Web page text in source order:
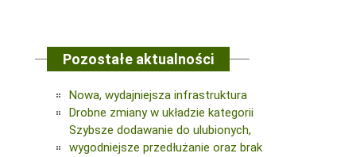
Pozostałe aktualności
Nowa, wydajniejsza infrastruktura
Drobne zmiany w układzie kategorii
Szybsze dodawanie do ulubionych,
wygodniejsze przedłużanie oraz brak